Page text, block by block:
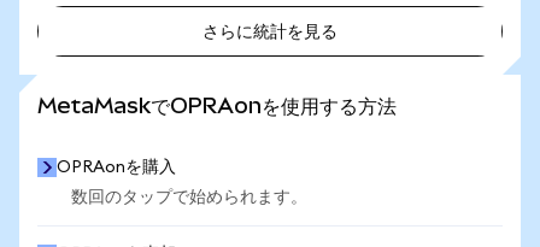
さらに統計を見る
MetaMaskでOPRAonを使用する方法
OPRAonを購入
数回のタップで始められます。